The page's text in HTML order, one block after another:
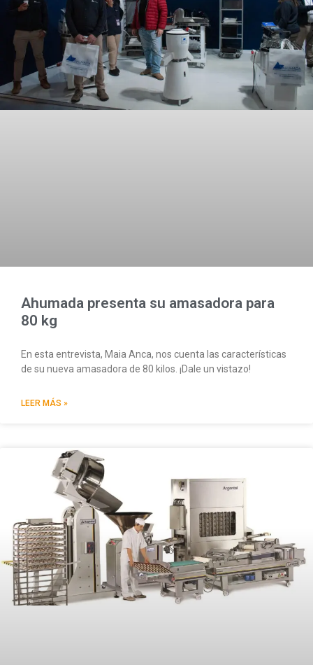
Ahumada presenta su amasadora para
80 kg
En esta entrevista, Maia Anca, nos cuenta las características
de su nueva amasadora de 80 kilos. ¡Dale un vistazo!
LEER MÁS »